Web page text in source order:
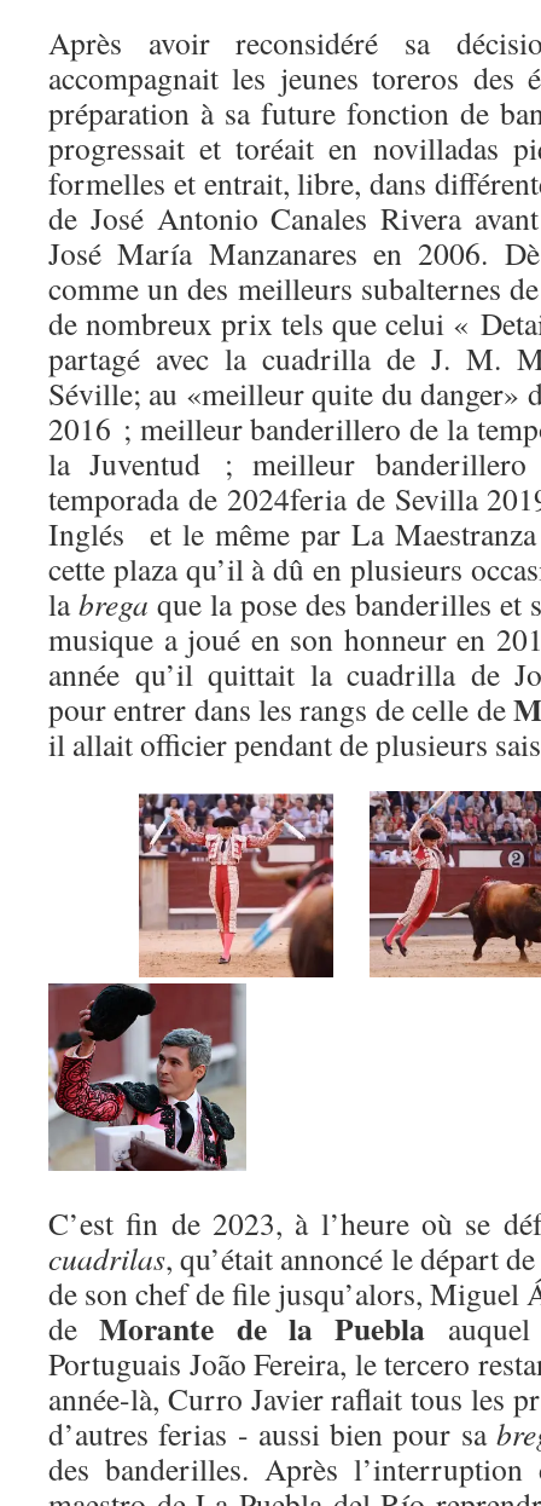
Après avoir reconsidéré sa
accompagnait les jeunes toreros des
préparation à sa future fonction de
progressait et toréait en novilladas
formelles et entrait, libre, dans
de José Antonio Canales Rivera
José María Manzanares en 2006.
comme un des meilleurs subalternes
de nombreux prix tels que celui «
partagé avec la cuadrilla de J. M.
Séville; au «meilleur quite du danger»
2016 ; meilleur banderillero de la
la Juventud ; meilleur
temporada de 2024feria de Sevilla
Inglés et le même par La Maestranza
cette plaza qu’il à dû en plusieurs
labrega que la pose des banderilles et
musique a joué en son honneur en
année qu’il quittait la cuadrilla de
pour entrer dans les rangs de celle de
il allait officier pendant de plusieurs
C’est fin de 2023, à l’heure où se
cuadrilas, qu’était annoncé le départ
de son chef de file jusqu’alors, Miguel
deMorante de la Puebla
Portuguais João Fereira, le tercero
année-là, Curro Javier raflait tous les
d’autres ferias - aussi bien pour sa
des banderilles. Après